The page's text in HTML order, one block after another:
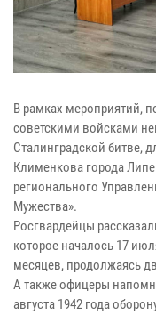
В рамках мероприятий,
советскими войсками
Сталинградской
Клименкова города
регионального
Мужества».
Росгвардейцы
которое началось 17
месяцев, продолжаясь
А также офицеры
августа 1942 года